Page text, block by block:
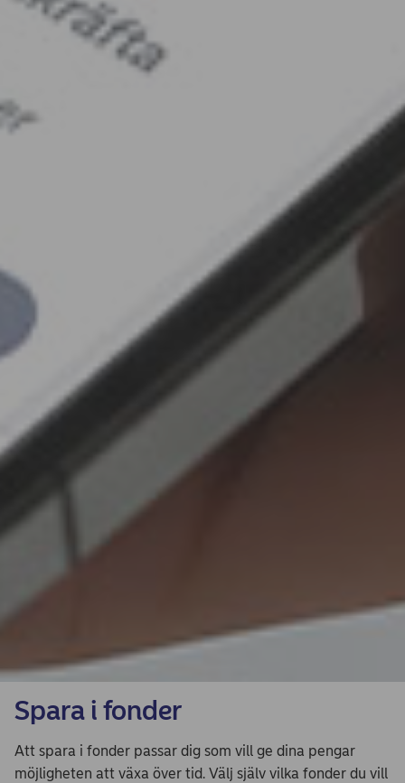
Spara i fonder
Att spara i fonder passar dig som vill ge dina pengar
möjligheten att växa över tid. Välj själv vilka fonder du vill